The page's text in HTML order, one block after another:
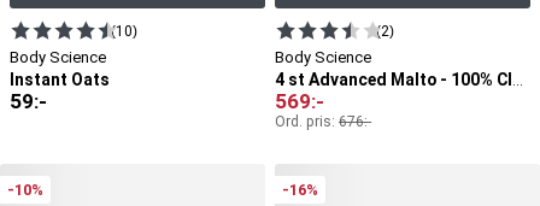
(10)
Body Science
Instant Oats
59:-
(2)
Body Science
569:-
Ord. pris: 676:-
-10% -16%